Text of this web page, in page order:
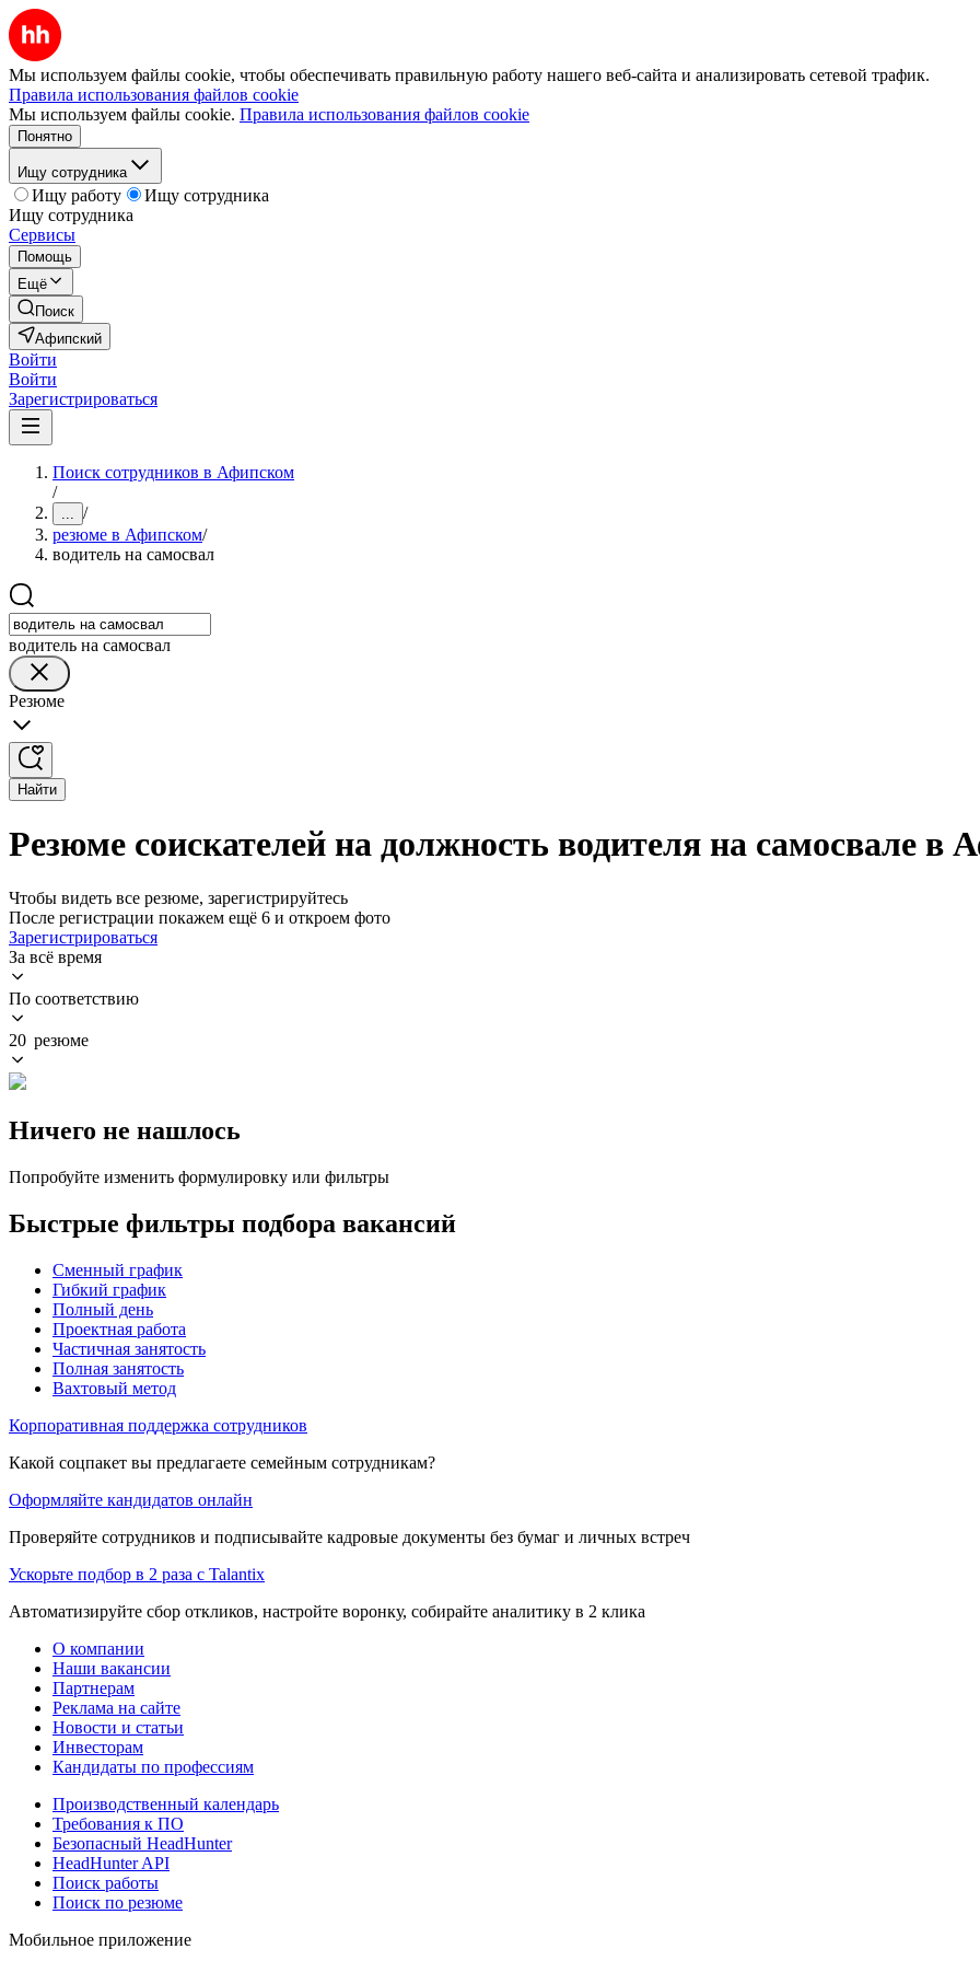
Мы используем файлы cookie, чтобы обеспечивать правильную работу нашего веб-сайта и анализировать сетевой трафик.
Правила использования файлов cookie
Мы используем файлы cookie. Правила использования файлов cookie
Понятно
Ищу сотрудника
Ищу работу
Ищу сотрудника
Ищу сотрудника
Сервисы
Помощь
Ещё
Поиск
Афипский
Войти
Войти
Зарегистрироваться
Поиск сотрудников в Афипском
/
... /
резюме в Афипском/
водитель на самосвал
водитель на самосвал
Резюме
Найти
Резюме соискателей на должность водителя на самосвале в
Чтобы видеть все резюме, зарегистрируйтесь
После регистрации покажем ещё 6 и откроем фото
Зарегистрироваться
За всё время
По соответствию
20 резюме
Ничего не нашлось
Попробуйте изменить формулировку или фильтры
Быстрые фильтры подбора вакансий
Сменный график
Гибкий график
Полный день
Проектная работа
Частичная занятость
Полная занятость
Вахтовый метод
Корпоративная поддержка сотрудников
Какой соцпакет вы предлагаете семейным сотрудникам?
Оформляйте кандидатов онлайн
Проверяйте сотрудников и подписывайте кадровые документы без бумаг и личных встреч
Ускорьте подбор в 2 раза с Talantix
Автоматизируйте сбор откликов, настройте воронку, собирайте аналитику в 2 клика
О компании
Наши вакансии
Партнерам
Реклама на сайте
Новости и статьи
Инвесторам
Кандидаты по профессиям
Производственный календарь
Требования к ПО
Безопасный HeadHunter
HeadHunter API
Поиск работы
Поиск по резюме
Мобильное приложение